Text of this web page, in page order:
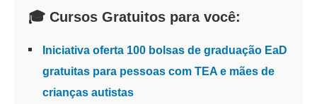
🎓 Cursos Gratuitos para você:
Iniciativa oferta 100 bolsas de graduação EaD
gratuitas para pessoas com TEA e mães de
crianças autistas